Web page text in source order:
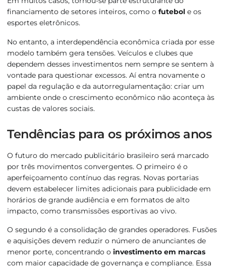
financiamento de setores inteiros, como o futebol e os
esportes eletrônicos.
No entanto, a interdependência econômica criada por esse
modelo também gera tensões. Veículos e clubes que
dependem desses investimentos nem sempre se sentem à
vontade para questionar excessos. Aí entra novamente o
papel da regulação e da autorregulamentação: criar um
ambiente onde o crescimento econômico não aconteça às
custas de valores sociais.
Tendências para os próximos anos
O futuro do mercado publicitário brasileiro será marcado
por três movimentos convergentes. O primeiro é o
aperfeiçoamento contínuo das regras. Novas portarias
devem estabelecer limites adicionais para publicidade em
horários de grande audiência e em formatos de alto
impacto, como transmissões esportivas ao vivo.
O segundo é a consolidação de grandes operadores. Fusões
e aquisições devem reduzir o número de anunciantes de
menor porte, concentrando o investimento em marcas
com maior capacidade de governança e compliance. Essa